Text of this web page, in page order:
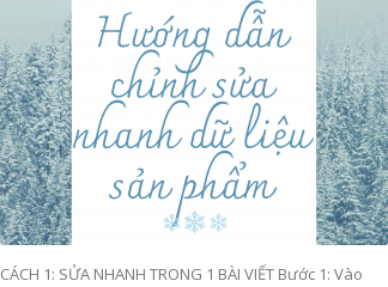
CÁCH 1: SỬA NHANH TRONG 1 BÀI VIẾT Bước 1: Vào